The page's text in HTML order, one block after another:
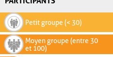
Petit groupe (< 30)
Moyen groupe (entre 30
et 100)